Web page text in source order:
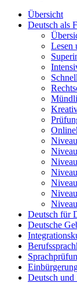
Übersicht
Deutsch als
Lesen
Deutsch für
Deutsche
Deutsch